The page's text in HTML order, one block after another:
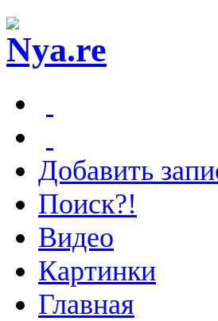
Добавить
Поиск?!
Видео
Картинки
Главная